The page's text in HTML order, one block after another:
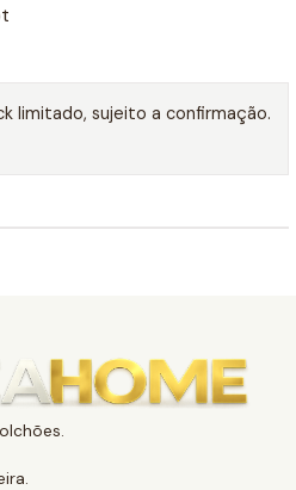
limitado, sujeito a confirmação.